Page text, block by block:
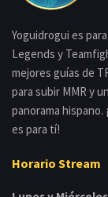
Yoguidrogui es
Legends y
mejores guías de
para subir MMR y
panorama
es para tí!
Horario Stream